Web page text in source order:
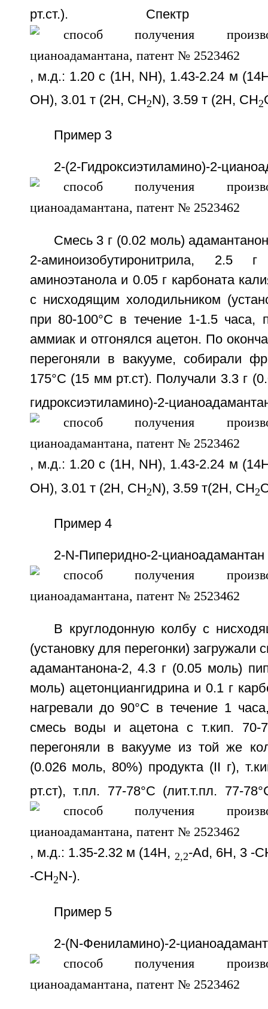
рт.ст.).
, м.д.: 1.20 с (1Н, NH), 1.43-2.24 м
ОН), 3.01 т (2Н, CH2N), 3.59 т (2Н, СН2
Пример 3
2-(2-Гидроксиэтиламино)-2-
Смесь 3 г (0.02 моль)
2-аминоизобутиронитрила,
аминоэтанола и 0.05 г карбоната
с нисходящим холодильником
при 80-100°С в течение 1-1.5 часа,
аммиак и отгонялся ацетон. По
перегоняли в вакууме, собирали
175°С (15 мм рт.ст). Получали 3.3 г
гидроксиэтиламино)-2-
, м.д.: 1.20 с (1Н, NH), 1.43-2.24 м
ОН), 3.01 т (2Н, CH2N), 3.59 т(2Н, CH2
Пример 4
2-N-Пиперидно-2-цианоадамантан
В круглодонную колбу с
(установку для перегонки) загружали
адамантанона-2, 4.3 г (0.05 моль)
моль) ацетонциангидрина и 0.1 г
нагревали до 90°С в течение 1
смесь воды и ацетона с т.кип. 70-
перегоняли в вакууме из той же
(0.026 моль, 80%) продукта (II г),
рт.ст), т.пл. 77-78°С (лит.т.пл. 77-
, м.д.: 1.35-2.32 м (14Н, 2,2-Ad, 6Н, 3 -
-CH2N-).
Пример 5
2-(N-Фениламино)-2-